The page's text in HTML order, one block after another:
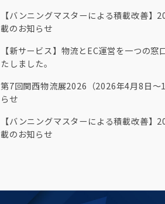
【バンニングマスターによる積載改善
載のお知らせ
【新サービス】物流とEC運営を一つの
たしました。
第7回関西物流展2026（2026年4月8日～
らせ
【バンニングマスターによる積載改善
載のお知らせ